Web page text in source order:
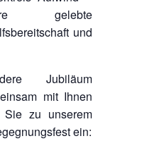
gelebte
und
Jubiläum
mit Ihnen
zu unserem
ein: